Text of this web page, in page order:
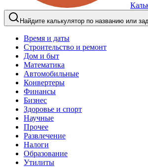
Найдите калькулятор по названию или
Время и даты
Строительство и ремонт
Дом и быт
Математика
Автомобильные
Конвертеры
Финансы
Бизнес
Здоровье и спорт
Научные
Прочее
Развлечение
Налоги
Образование
Утилиты